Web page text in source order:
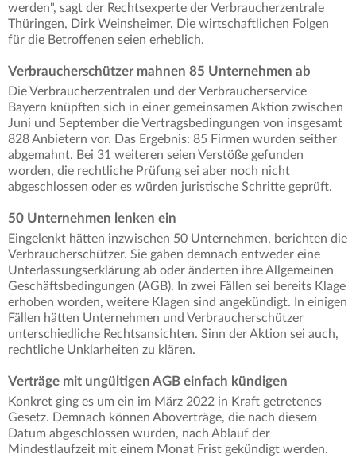
werden", sagt der Rechtsexperte der Verbraucherzentrale
Thüringen, Dirk Weinsheimer. Die wirtschaftlichen Folgen
für die Betroffenen seien erheblich.
Verbraucherschützer mahnen 85 Unternehmen ab
Die Verbraucherzentralen und der Verbraucherservice
Bayern knüpften sich in einer gemeinsamen Aktion zwischen
Juni und September die Vertragsbedingungen von insgesamt
828 Anbietern vor. Das Ergebnis: 85 Firmen wurden seither
abgemahnt. Bei 31 weiteren seien Verstöße gefunden
worden, die rechtliche Prüfung sei aber noch nicht
abgeschlossen oder es würden juristische Schritte geprüft.
50 Unternehmen lenken ein
Eingelenkt hätten inzwischen 50 Unternehmen, berichten die
Verbraucherschützer. Sie gaben demnach entweder eine
Unterlassungserklärung ab oder änderten ihre Allgemeinen
Geschäftsbedingungen (AGB). In zwei Fällen sei bereits Klage
erhoben worden, weitere Klagen sind angekündigt. In einigen
Fällen hätten Unternehmen und Verbraucherschützer
unterschiedliche Rechtsansichten. Sinn der Aktion sei auch,
rechtliche Unklarheiten zu klären.
Verträge mit ungültigen AGB einfach kündigen
Konkret ging es um ein im März 2022 in Kraft getretenes
Gesetz. Demnach können Aboverträge, die nach diesem
Datum abgeschlossen wurden, nach Ablauf der
Mindestlaufzeit mit einem Monat Frist gekündigt werden.